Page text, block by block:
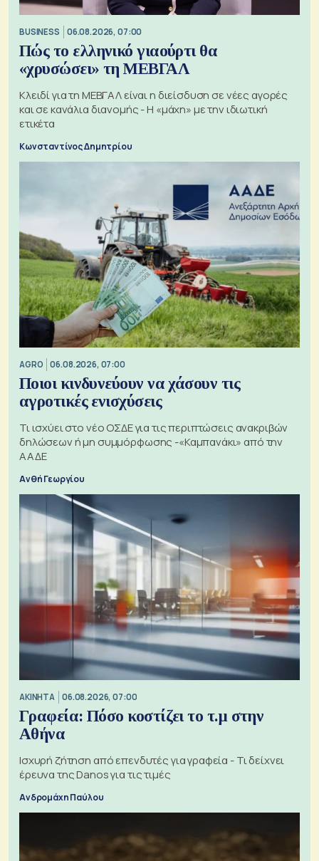
BUSINESS 06.08.2026, 07:00
Πώς το ελληνικό γιαούρτι θα
«χρυσώσει» τη ΜΕΒΓΑΛ
Κλειδί για τη ΜΕΒΓΑΛ είναι η διείσδυση σε νέες αγορές
και σε κανάλια διανομής - Η «μάχη» με την ιδιωτική
ετικέτα
Κωνσταντίνος Δημητρίου
AGRO 06.08.2026, 07:00
Ποιοι κινδυνεύουν να χάσουν τις
αγροτικές ενισχύσεις
Τι ισχύει στο νέο ΟΣΔΕ για τις περιπτώσεις ανακριβών
δηλώσεων ή μη συμμόρφωσης -«Καμπανάκι» από την
ΑΑΔΕ
Ανθή Γεωργίου
ΑΚΙΝΗΤΑ 06.08.2026, 07:00
Γραφεία: Πόσο κοστίζει το τ.μ στην
Αθήνα
Ισχυρή ζήτηση από επενδυτές για γραφεία - Τι δείχνει
έρευνα της Danos για τις τιμές
Ανδρομάχη Παύλου